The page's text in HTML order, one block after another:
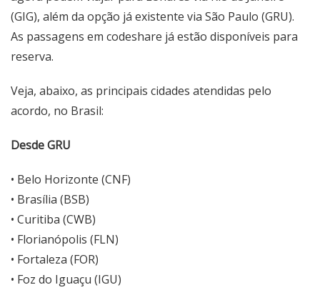
(GIG), além da opção já existente via São Paulo (GRU).
As passagens em codeshare já estão disponíveis para
reserva.
Veja, abaixo, as principais cidades atendidas pelo
acordo, no Brasil:
Desde GRU
• Belo Horizonte (CNF)
• Brasília (BSB)
• Curitiba (CWB)
• Florianópolis (FLN)
• Fortaleza (FOR)
• Foz do Iguaçu (IGU)